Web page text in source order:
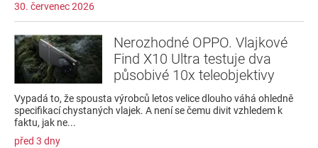
30. červenec 2026
Nerozhodné OPPO. Vlajkové
Find X10 Ultra testuje dva
působivé 10x teleobjektivy
Vypadá to, že spousta výrobců letos velice dlouho váhá ohledně
specifikací chystaných vlajek. A není se čemu divit vzhledem k
faktu, jak ne...
před 3 dny